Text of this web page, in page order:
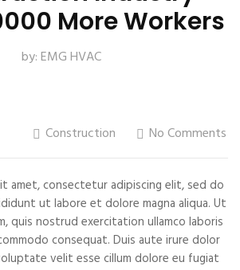
More Workers
by:EMG HVAC
Construction No Comments
amet, consectetur adipiscing elit, sed do
ut labore et dolore magna aliqua. Ut
quis nostrud exercitation ullamco laboris
consequat. Duis aute irure dolor
velit esse cillum dolore eu fugiat